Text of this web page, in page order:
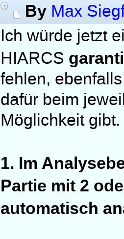
By Max
Ich würde jetzt
HIARCS
fehlen,
dafür beim
Möglichkeit gibt.
1. Im
Partie mit 2
automatisch